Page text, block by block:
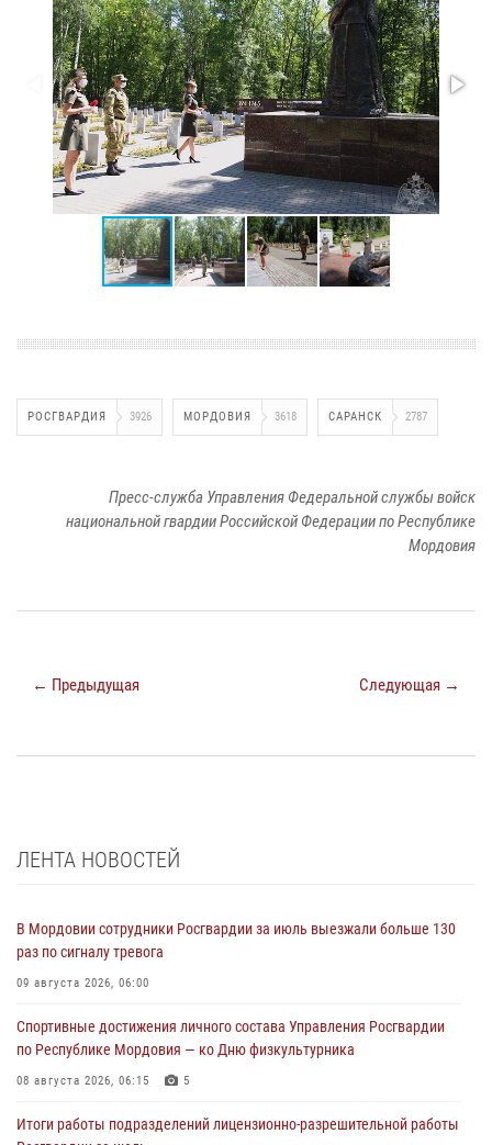
РОСГВАРДИЯ 3926 МОРДОВИЯ 3618 САРАНСК 2787
Пресс-служба Управления Федеральной службы войск
национальной гвардии Российской Федерации по Республике
Мордовия
← Предыдущая Следующая →
ЛЕНТА НОВОСТЕЙ
В Мордовии сотрудники Росгвардии за июль выезжали больше 130
раз по сигналу тревога
09 августа 2026, 06:00
Спортивные достижения личного состава Управления Росгвардии
по Республике Мордовия — ко Дню физкультурника
08 августа 2026, 06:15 5
Итоги работы подразделений лицензионно-разрешительной работы